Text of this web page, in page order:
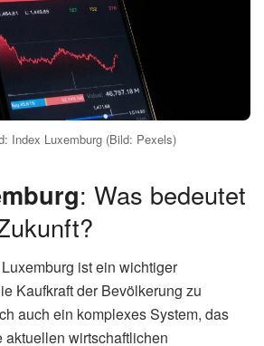
mehr Geld zur Verfügung hätten
bliebe. Dies würde den Konsum
stützen. Negativ wäre, dass
Lohnkosten hätten, was sich
auswirken könnte.(Lesen Sie
Champions League: FC gegen
der schwierigen Aufgabe, die
ohne die Wirtschaft zu gefährden.
und die Unternehmen zu
beispielsweise
Zuschüsse.